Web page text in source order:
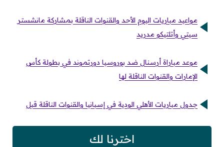
مواعيد مباريات اليوم الأحد والقنوات الناقلة بمشاركة مانشستر
سيتي وأتلتيكو مدريد
موعد مباراة أرسنال ضد بوروسيا دورتموند في بطولة كأس
الإمارات والقنوات الناقلة لها
جدول مباريات الأهلي الودية في إسبانيا والقنوات الناقلة قبل
اخترنا لك